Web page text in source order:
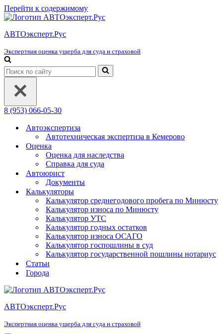
Перейти к содержимому
АВТОэксперт.Рус
Экспертная оценка ущерба для суда и страховой
Искать...
8 (953) 066-05-30
Автоэкспертиза
Автотехническая экспертиза в Кемерово
Оценка
Оценка для наследства
Справка для суда
Автоюрист
Документы
Калькуляторы
Калькулятор среднегодового пробега по Минюсту
Калькулятор износа по Минюсту
Калькулятор УТС
Калькулятор годных остатков
Калькулятор износа ОСАГО
Калькулятор госпошлины в суд
Калькулятор государственной пошлины нотариус
Статьи
Города
АВТОэксперт.Рус
Экспертная оценка ущерба для суда и страховой